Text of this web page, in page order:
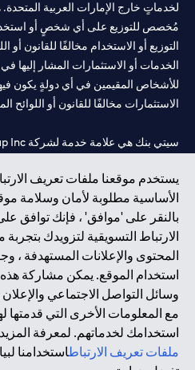
يستخدم موقعنا ملفات تعريف
الأساسية مطلوبة لأمان وسلامة
بالنقر على 'موافق' ، فإنك توافق
الارتباط التسويقية لتزويدك
المحتوى والإعلانات المستهدفة ،
استخدام الموقع. يمكن مشاركة
وسائل التواصل الاجتماعي والإعلان
مع المعلومات الأخرى التي قدمتها
استخدامك لخدماتهم. لمعرفة
ملفات تعريف الارتباطاستخدامنا
لخدماتٍ خارج الإمارات العربية المتحدة.
مُخصص للتوزيع على أي شخصٍ أو
التوزيع أو الاستخدام مخالفًا للقانون أو
الخدمات أو الاستثمارات المشار إليها
للأشخاص المقيمين في أي دولةٍ يكون
الاستثمارات مخالفًا للقانون أو اللوائح
سيتي بنك إن. إيه. الإمارات مسجل
الإمارات في دبي، وCN-1002019لفرع
فرع سيتي بنك إن إيه - الإمارات
الإمارات العربية المتحدة المركزي
سيتي بنك إن إيه الإمارات العربية
الاستشارات المالية والتعريف
20200000097 ب) وسيط